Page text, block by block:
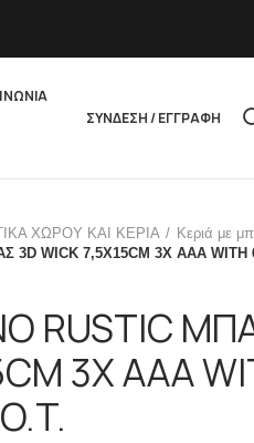
ΣΥΝΔΕΣΗ / ΕΓΓΡΑΦΗ
ΧΩΡΟΥ ΚΑΙ ΚΕΡΙΑ
Κεριά με
WICK 7,5X15CM 3X AAA WITH
RUSTIC
3X AAA